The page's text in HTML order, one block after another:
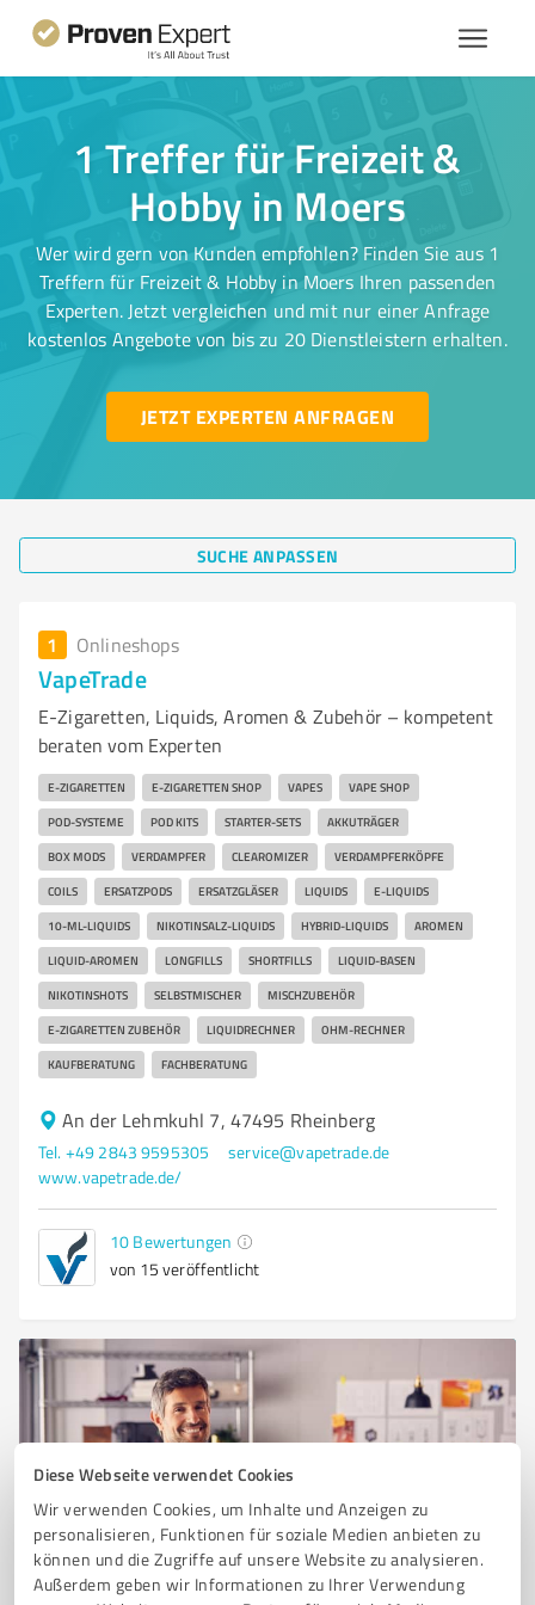
Diese Webseite verwendet Cookies
Wir verwenden Cookies, um Inhalte und Anzeigen zu
personalisieren, Funktionen für soziale Medien anbieten zu
können und die Zugriffe auf unsere Website zu analysieren.
Außerdem geben wir Informationen zu Ihrer Verwendung
1 Treffer für Freizeit &
Hobby in Moers
Wer wird gern von Kunden empfohlen? Finden Sie aus 1
Treffern für Freizeit & Hobby in Moers Ihren passenden
Experten. Jetzt vergleichen und mit nur einer Anfrage
kostenlos Angebote von bis zu 20 Dienstleistern erhalten.
JETZT EXPERTEN ANFRAGEN
SUCHE ANPASSEN
1 Onlineshops
VapeTrade
E-Zigaretten, Liquids, Aromen & Zubehör – kompetent
beraten vom Experten
E-ZIGARETTEN E-ZIGARETTEN SHOP VAPES VAPE SHOP
POD-SYSTEME POD KITS STARTER-SETS AKKUTRÄGER
BOX MODS VERDAMPFER CLEAROMIZER VERDAMPFERKÖPFE
COILS ERSATZPODS ERSATZGLÄSER LIQUIDS E-LIQUIDS
10-ML-LIQUIDS NIKOTINSALZ-LIQUIDS HYBRID-LIQUIDS AROMEN
LIQUID-AROMEN LONGFILLS SHORTFILLS LIQUID-BASEN
NIKOTINSHOTS SELBSTMISCHER MISCHZUBEHÖR
E-ZIGARETTEN ZUBEHÖR LIQUIDRECHNER OHM-RECHNER
KAUFBERATUNG FACHBERATUNG
An der Lehmkuhl 7, 47495 Rheinberg
Tel. +49 2843 9595305
service@vapetrade.de
www.vapetrade.de/
10 Bewertungen
von 15 veröffentlicht
Sie möchten auch hier gelistet werden?